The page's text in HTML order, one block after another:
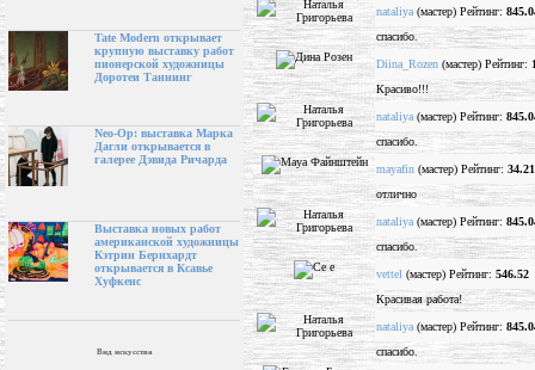
Tate Modern открывает
крупную выставку работ
пионерской художницы
Доротеи Таннинг
Neo-Op: выставка Марка
Дагли открывается в
галерее Дэвида Ричарда
Выставка новых работ
американской художницы
Кэтрин Бернхардт
открывается в Ксавье
Хуфкенс
Вид искусства
nataliya (мастер) Рейтинг:
спасибо.
Diina_Rozen (мастер) Рейтинг:
Красиво!!!
nataliya (мастер) Рейтинг:
спасибо.
mayafin (мастер) Рейтинг: 34.21
отлично
nataliya (мастер) Рейтинг:
спасибо.
vettel (мастер) Рейтинг: 546.52
Красивая работа!
nataliya (мастер) Рейтинг:
спасибо.